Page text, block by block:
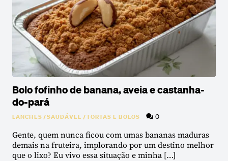
Bolo fofinho de banana, aveia e castanha-
do-pará
LANCHES/SAUDÁVEL /TORTAS E BOLOS 0
Gente, quem nunca ficou com umas bananas maduras
demais na fruteira, implorando por um destino melhor
que o lixo? Eu vivo essa situação e minha […]